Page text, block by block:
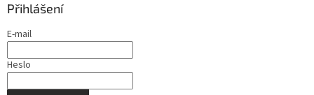
Přihlášení
E-mail
Heslo